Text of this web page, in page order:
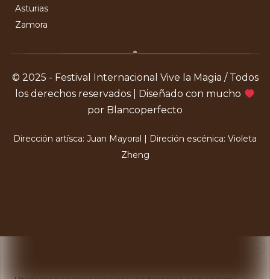
Asturias
Zamora
© 2025 - Festival Internacional Vive la Magia / Todos
los derechos reservados | Diseñado con mucho
por Blancoperfecto
Dirección artísca: Juan Mayoral | Direción escénica: Violeta
Zheng